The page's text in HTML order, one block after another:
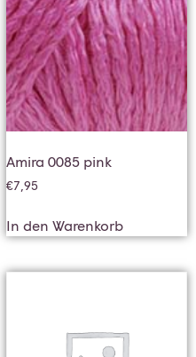
Amira 0085 pink
€7,95
In den Warenkorb